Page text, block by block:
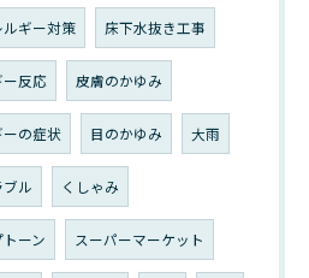
ルギー対策 床下水抜き工事
反応 皮膚のかゆみ
ーの症状 目のかゆみ 大雨
ル くしゃみ
ーン スーパーマーケット